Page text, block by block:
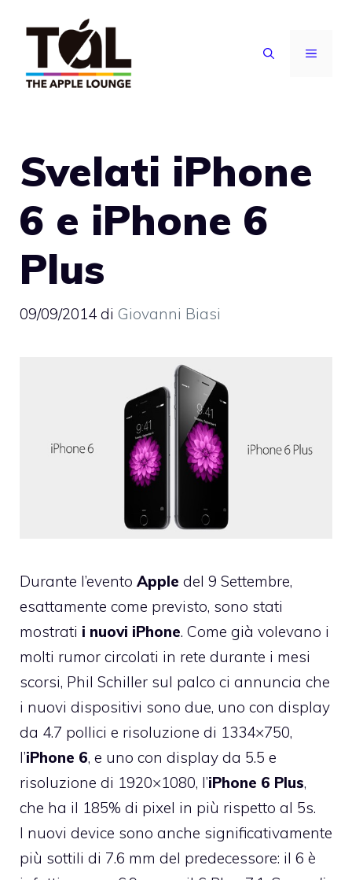
contenuto
MENU
Svelati iPhone
6 e iPhone 6
Plus
09/09/2014 di Giovanni Biasi
Durante l’evento Apple del 9 Settembre,
esattamente come previsto, sono stati
mostrati i nuovi iPhone. Come già volevano i
molti rumor circolati in rete durante i mesi
scorsi, Phil Schiller sul palco ci annuncia che
i nuovi dispositivi sono due, uno con display
da 4.7 pollici e risoluzione di 1334×750,
l’iPhone 6, e uno con display da 5.5 e
risoluzione di 1920×1080, l’iPhone 6 Plus,
che ha il 185% di pixel in più rispetto al 5s.
I nuovi device sono anche significativamente
più sottili di 7.6 mm del predecessore: il 6 è